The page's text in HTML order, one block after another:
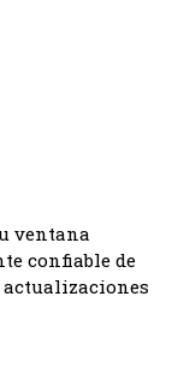
ventana
confiable de